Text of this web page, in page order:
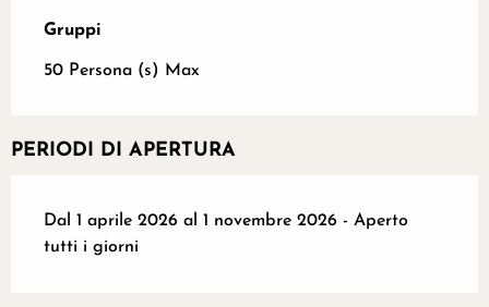
Gruppi
Gruppi
50 Persona (s) Max
PERIODI DI APERTURA
Dal 1 aprile 2026 al 1 novembre 2026 - Aperto
tutti i giorni